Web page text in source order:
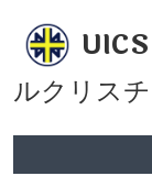
ルクリス